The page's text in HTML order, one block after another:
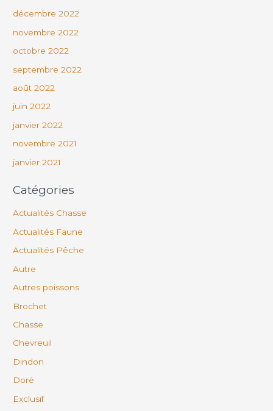
décembre 2022
novembre 2022
octobre 2022
septembre 2022
août 2022
juin 2022
janvier 2022
novembre 2021
janvier 2021
Catégories
Actualités Chasse
Actualités Faune
Actualités Pêche
Autre
Autres poissons
Brochet
Chasse
Chevreuil
Dindon
Doré
Exclusif